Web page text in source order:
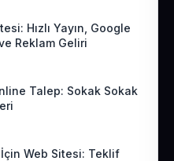
Hızlı Yayın, Google
Reklam Geliri
Talep: Sokak Sokak
Web Sitesi: Teklif